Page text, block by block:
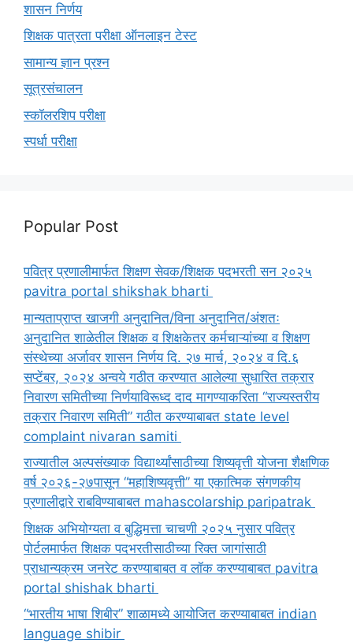
शासन निर्णय
शिक्षक पात्रता परीक्षा ऑनलाइन टेस्ट
सामान्य ज्ञान प्रश्न
सूत्रसंचालन
स्कॉलरशिप परीक्षा
स्पर्धा परीक्षा
Popular Post
पवित्र प्रणालीमार्फत शिक्षण सेवक/शिक्षक पदभरती सन २०२५
pavitra portal shikshak bharti
मान्यताप्राप्त खाजगी अनुदानित/विना अनुदानित/अंशतः
अनुदानित शाळेतील शिक्षक व शिक्षकेतर कर्मचाऱ्यांच्या व शिक्षण
संस्थेच्या अर्जावर शासन निर्णय दि. २७ मार्च, २०२४ व दि.६
सप्टेंबर, २०२४ अन्वये गठीत करण्यात आलेल्या सुधारित तक्रार
निवारण समितीच्या निर्णयाविरूध्द दाद मागण्याकरिता “राज्यस्तरीय
तक्रार निवारण समिती” गठीत करण्याबाबत state level
complaint nivaran samiti
राज्यातील अल्पसंख्याक विद्यार्थ्यांसाठीच्या शिष्यवृत्ती योजना शैक्षणिक
वर्ष २०२६-२७पासून “महाशिष्यवृत्ती” या एकात्मिक संगणकीय
प्रणालीद्वारे राबविण्याबाबत mahascolarship paripatrak
शिक्षक अभियोग्यता व बुद्धिमत्ता चाचणी २०२५ नुसार पवित्र
पोर्टलमार्फत शिक्षक पदभरतीसाठीच्या रिक्त जागांसाठी
प्राधान्यक्रम जनरेट करण्याबाबत व लॉक करण्याबाबत pavitra
portal shishak bharti
“भारतीय भाषा शिबीर” शाळामध्ये आयोजित करण्याबाबत indian
language shibir